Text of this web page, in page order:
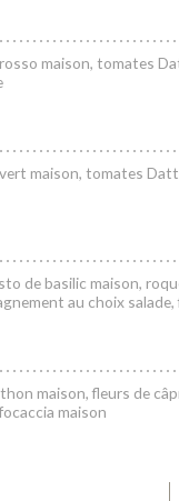
maison, tomates
maison, tomates
de basilic maison,
au choix
maison, fleurs de
maison